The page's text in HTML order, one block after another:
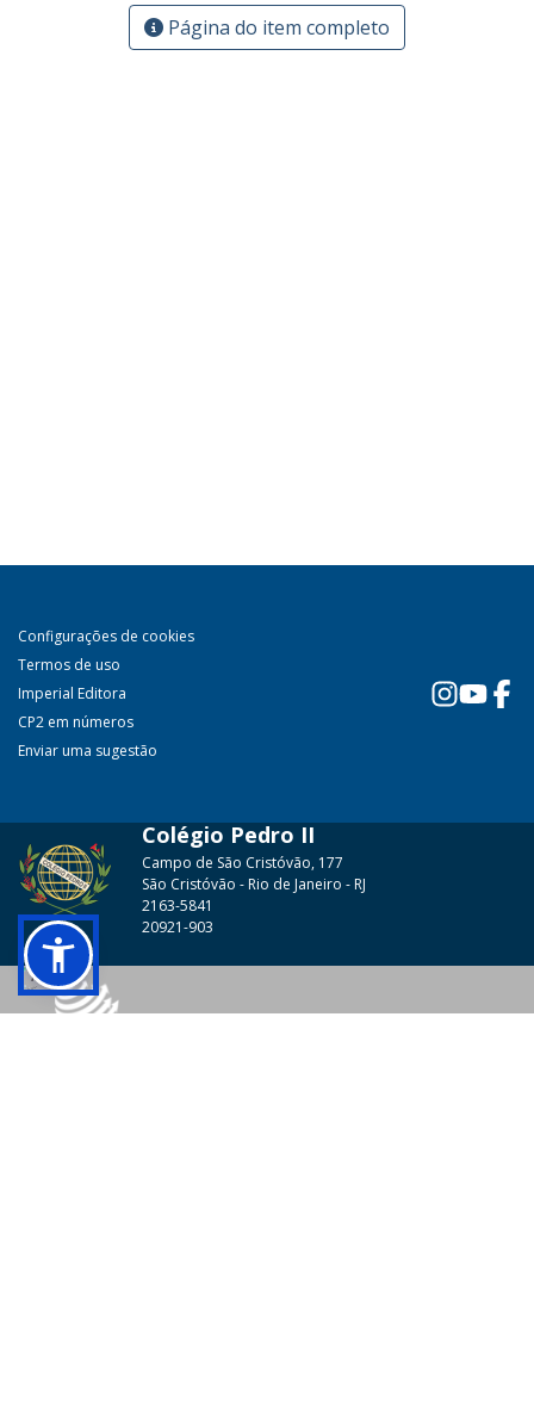
Página do item completo
Configurações de cookies
Termos de uso
Imperial Editora
CP2 em números
Enviar uma sugestão
Colégio Pedro II
Campo de São Cristóvão, 177
São Cristóvão - Rio de Janeiro - RJ
2163-5841
20921-903